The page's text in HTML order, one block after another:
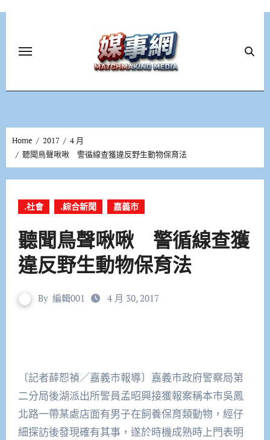
Home 2017
4 月
聽聞鳥聲啾啾 警循線查獲違反野生動物保育法
.社會 .綜合新聞 嘉義市
聽聞鳥聲啾啾 警循線查獲
違反野生動物保育法
By 編輯001 4 月 30, 2017
〔記者薛恕禎／嘉義市報導〕嘉義市政府警察局第
二分局後湖派出所警員孟昭興接獲報案稱本市吳鳳
北路一帶某處店面有男子在飼養保育類動物，經仔
細探訪後發現確有其事，遂於時機成熟時上門表明